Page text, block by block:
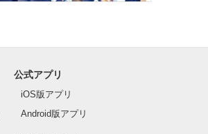
公式アプリ
iOS版アプリ
Android版アプリ